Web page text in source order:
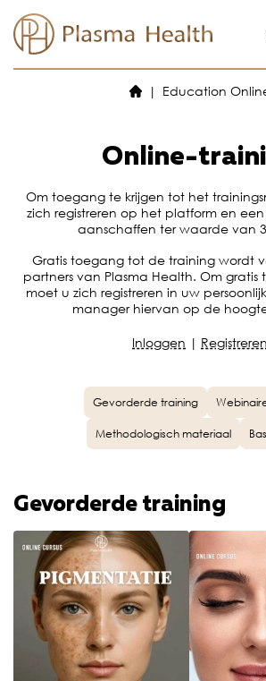
de
inhoud
springen
Education
Online-
Om toegang te krijgen tot het
zich registreren op het platform en
aanschaffen ter waarde van
Gratis toegang tot de training wordt
partners van Plasma Health. Om gratis
moet u zich registreren in uw
manager hiervan op de
Inloggen | Registreren
Gevorderde training
Methodologisch materiaal
Gevorderde training